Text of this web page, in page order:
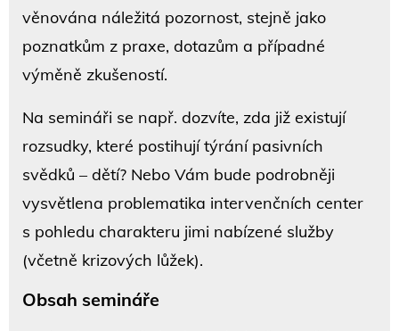
věnována náležitá pozornost, stejně jako
poznatkům z praxe, dotazům a případné
výměně zkušeností.
Na semináři se např. dozvíte, zda již existují
rozsudky, které postihují týrání pasivních
svědků – dětí? Nebo Vám bude podrobněji
vysvětlena problematika intervenčních center
s pohledu charakteru jimi nabízené služby
(včetně krizových lůžek).
Obsah semináře